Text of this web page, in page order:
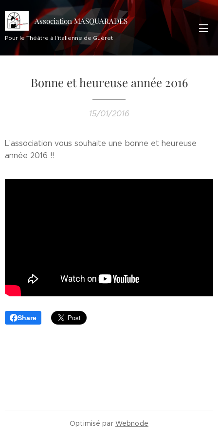
Association MASQUARADES
Pour le Théâtre à l'italienne de Guéret
Bonne et heureuse année 2016
15/01/2016
L'association vous souhaite une bonne et heureuse
année 2016 !!
Share
Optimisé par Webnode